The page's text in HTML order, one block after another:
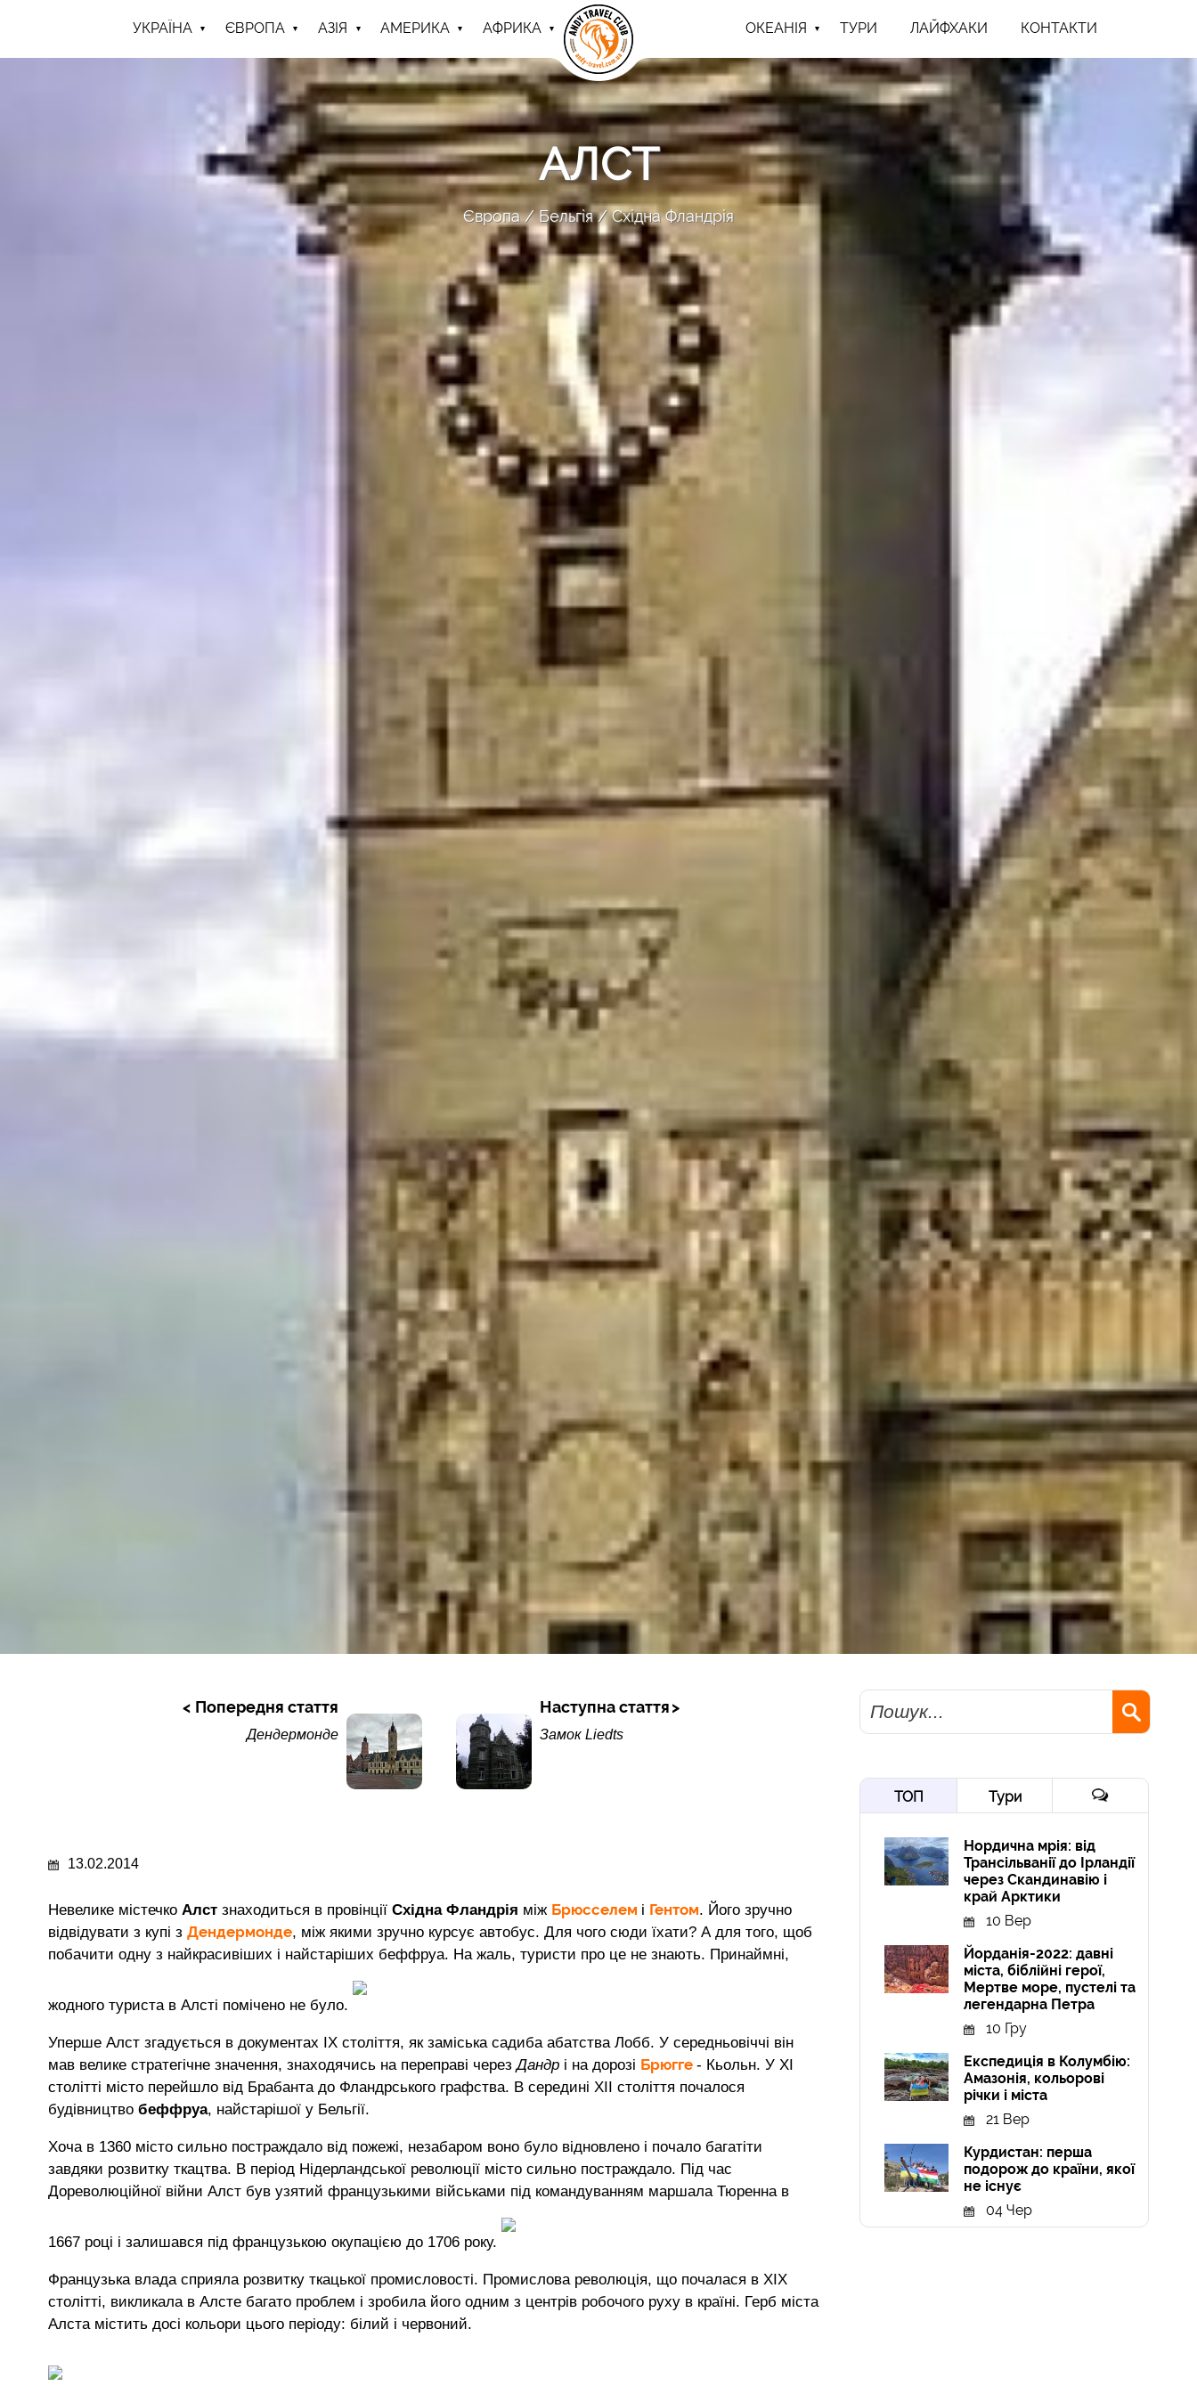
УКРАЇНА ЄВРОПА АЗІЯ АМЕРИКА АФРИКА ОКЕАНІЯ ТУРИ ЛАЙФХАКИ КОНТАКТИ
АЛСТ
Європа Бельгія Східна Фландрія
Попередня стаття
Дендермонде
Наступна стаття
Замок Liedts
13.02.2014
Невелике містечко Алст знаходиться в провінції Східна Фландрія між Брюсселем і Гентом. Його зручно
відвідувати з купі з Дендермонде, між якими зручно курсує автобус. Для чого сюди їхати? А для того, щоб
побачити одну з найкрасивіших і найстаріших беффруа. На жаль, туристи про це не знають. Принаймні,
жодного туриста в Алсті помічено не було.
Уперше Алст згадується в документах IX століття, як заміська садиба абатства Лобб. У середньовіччі він
мав велике стратегічне значення, знаходячись на переправі черезДандр і на дорозі Брюгге - Кьольн. У XI
столітті місто перейшло від Брабанта до Фландрського графства. В середині XII століття почалося
будівництво беффруа, найстарішої у Бельгії.
Хоча в 1360 місто сильно постраждало від пожежі, незабаром воно було відновлено і почало багатіти
завдяки розвитку ткацтва. В період Нідерландської революції місто сильно постраждало. Під час
Дореволюційної війни Алст був узятий французькими військами під командуванням маршала Тюренна в
1667 році і залишався під французькою окупацією до 1706 року.
Французька влада сприяла розвитку ткацької промисловості. Промислова революція, що почалася в XIX
столітті, викликала в Алсте багато проблем і зробила його одним з центрів робочого руху в країні. Герб міста
Алста містить досі кольори цього періоду: білий і червоний.
Пошук
ТОП Тури
Нордична мрія: від
Трансільванії до Ірландії
через Скандинавію і
край Арктики
10 Вер
Йорданія-2022: давні
міста, біблійні герої,
Мертве море, пустелі та
легендарна Петра
10 Гру
Експедиція в Колумбію:
Амазонія, кольорові
річки і міста
21 Вер
Курдистан: перша
подорож до країни, якої
не існує
04 Чер